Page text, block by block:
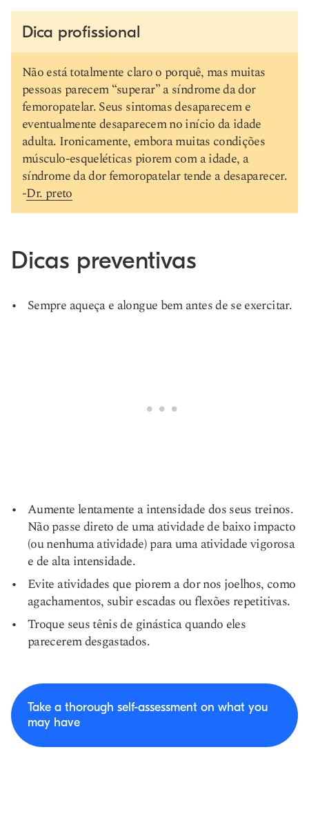
Dica profissional
Não está totalmente claro o porquê, mas muitas
pessoas parecem “superar” a síndrome da dor
femoropatelar. Seus sintomas desaparecem e
eventualmente desaparecem no início da idade
adulta. Ironicamente, embora muitas condições
músculo-esqueléticas piorem com a idade, a
síndrome da dor femoropatelar tende a desaparecer.
-Dr. preto
Dicas preventivas
Sempre aqueça e alongue bem antes de se exercitar.
Aumente lentamente a intensidade dos seus treinos.
Não passe direto de uma atividade de baixo impacto
(ou nenhuma atividade) para uma atividade vigorosa
e de alta intensidade.
Evite atividades que piorem a dor nos joelhos, como
agachamentos, subir escadas ou flexões repetitivas.
Troque seus tênis de ginástica quando eles
parecerem desgastados.
Take a thorough self-assessment on what you
may have